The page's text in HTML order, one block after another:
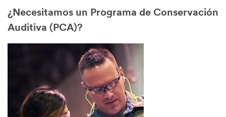
¿Necesitamos un Programa de Conservación
Auditiva (PCA)?